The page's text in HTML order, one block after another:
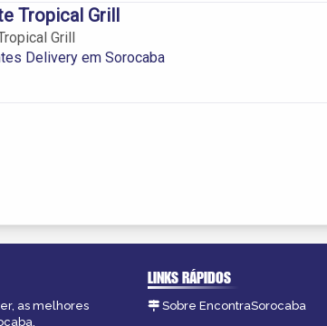
Tropical Grill
Grill
Delivery em Sorocaba
as melhores
LINKS RÁPIDOS
Sobre EncontraSorocaba